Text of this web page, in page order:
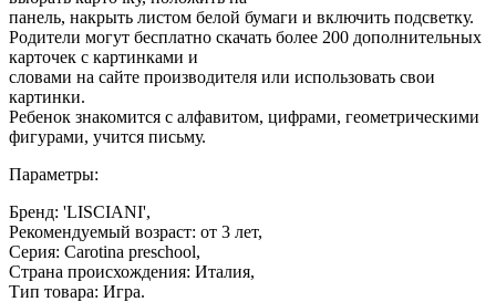
панель, накрыть листом белой бумаги и включить подсветку.
Родители могут бесплатно скачать более 200 дополнительных
карточек с картинками и
словами на сайте производителя или использовать свои
картинки.
Ребенок знакомится с алфавитом, цифрами, геометрическими
фигурами, учится письму.
Параметры:
Бренд: 'LISCIANI',
Рекомендуемый возраст: от 3 лет,
Серия: Carotina preschool,
Страна происхождения: Италия,
Тип товара: Игра.